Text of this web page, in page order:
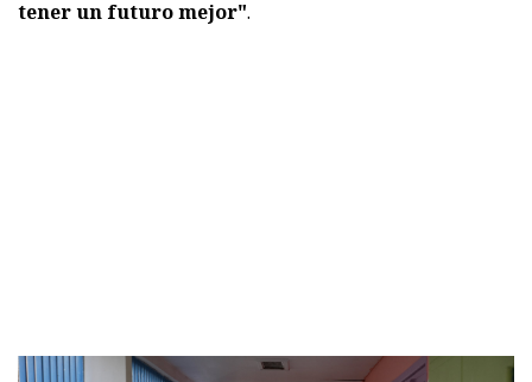
tener un futuro mejor".